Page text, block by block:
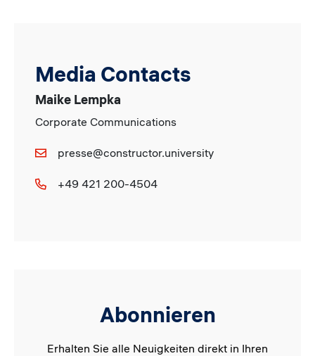
Media Contacts
Maike Lempka
Corporate Communications
presse@constructor.university
+49 421 200-4504
Abonnieren
Erhalten Sie alle Neuigkeiten direkt in Ihren